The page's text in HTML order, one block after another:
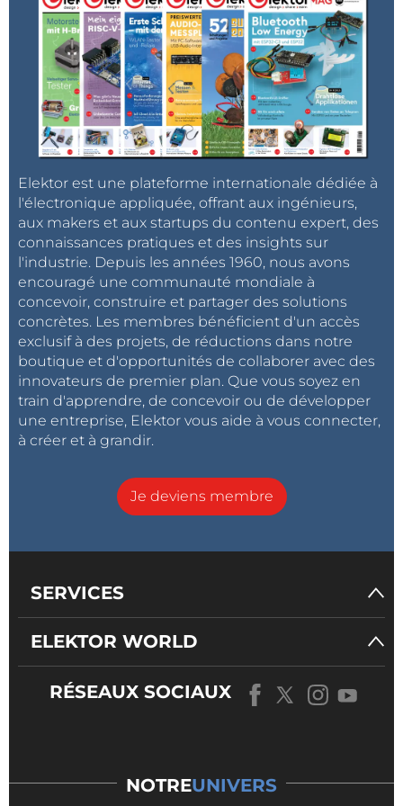
représentant commercial de Microchip ou l'un de ses
distributeurs agréés dans le monde, ou consultez le
portefeuille produits CoaXPress 2.0 de Microchip
Elektor est une plateforme internationale dédiée à
l'électronique appliquée, offrant aux ingénieurs,
aux makers et aux startups du contenu expert, des
connaissances pratiques et des insights sur
l'industrie. Depuis les années 1960, nous avons
encouragé une communauté mondiale à
concevoir, construire et partager des solutions
concrètes. Les membres bénéficient d'un accès
exclusif à des projets, de réductions dans notre
boutique et d'opportunités de collaborer avec des
innovateurs de premier plan. Que vous soyez en
train d'apprendre, de concevoir ou de développer
une entreprise, Elektor vous aide à vous connecter,
à créer et à grandir.
Je deviens membre
SERVICES
ELEKTOR WORLD
RÉSEAUX SOCIAUX
NOTREUNIVERS